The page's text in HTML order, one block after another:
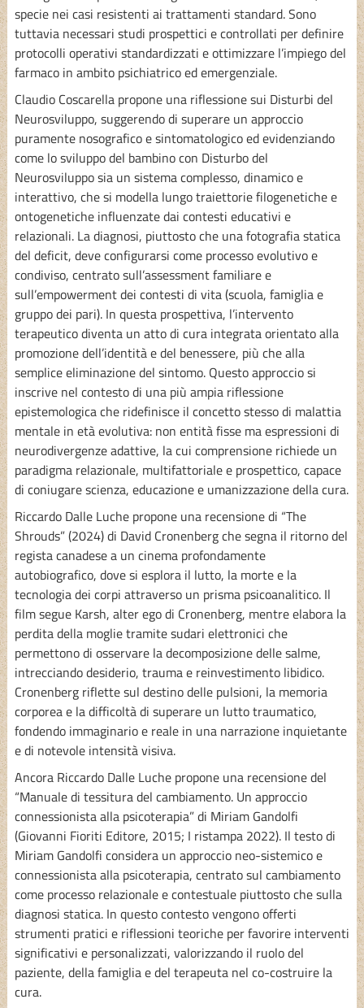
specie nei casi resistenti ai trattamenti standard. Sono
tuttavia necessari studi prospettici e controllati per definire
protocolli operativi standardizzati e ottimizzare l’impiego del
farmaco in ambito psichiatrico ed emergenziale.
Claudio Coscarella propone una riflessione sui Disturbi del
Neurosviluppo, suggerendo di superare un approccio
puramente nosografico e sintomatologico ed evidenziando
come lo sviluppo del bambino con Disturbo del
Neurosviluppo sia un sistema complesso, dinamico e
interattivo, che si modella lungo traiettorie filogenetiche e
ontogenetiche influenzate dai contesti educativi e
relazionali. La diagnosi, piuttosto che una fotografia statica
del deficit, deve configurarsi come processo evolutivo e
condiviso, centrato sull’assessment familiare e
sull’empowerment dei contesti di vita (scuola, famiglia e
gruppo dei pari). In questa prospettiva, l’intervento
terapeutico diventa un atto di cura integrata orientato alla
promozione dell’identità e del benessere, più che alla
semplice eliminazione del sintomo. Questo approccio si
inscrive nel contesto di una più ampia riflessione
epistemologica che ridefinisce il concetto stesso di malattia
mentale in età evolutiva: non entità fisse ma espressioni di
neurodivergenze adattive, la cui comprensione richiede un
paradigma relazionale, multifattoriale e prospettico, capace
di coniugare scienza, educazione e umanizzazione della cura.
Riccardo Dalle Luche propone una recensione di “The
Shrouds” (2024) di David Cronenberg che segna il ritorno del
regista canadese a un cinema profondamente
autobiografico, dove si esplora il lutto, la morte e la
tecnologia dei corpi attraverso un prisma psicoanalitico. Il
film segue Karsh, alter ego di Cronenberg, mentre elabora la
perdita della moglie tramite sudari elettronici che
permettono di osservare la decomposizione delle salme,
intrecciando desiderio, trauma e reinvestimento libidico.
Cronenberg riflette sul destino delle pulsioni, la memoria
corporea e la difficoltà di superare un lutto traumatico,
fondendo immaginario e reale in una narrazione inquietante
e di notevole intensità visiva.
Ancora Riccardo Dalle Luche propone una recensione del
“Manuale di tessitura del cambiamento. Un approccio
connessionista alla psicoterapia” di Miriam Gandolfi
(Giovanni Fioriti Editore, 2015; I ristampa 2022). Il testo di
Miriam Gandolfi considera un approccio neo-sistemico e
connessionista alla psicoterapia, centrato sul cambiamento
come processo relazionale e contestuale piuttosto che sulla
diagnosi statica. In questo contesto vengono offerti
strumenti pratici e riflessioni teoriche per favorire interventi
significativi e personalizzati, valorizzando il ruolo del
paziente, della famiglia e del terapeuta nel co-costruire la
cura.